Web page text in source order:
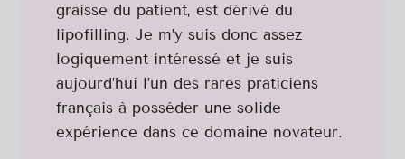
graisse du patient, est dérivé du
lipofilling. Je m’y suis donc assez
logiquement intéressé et je suis
aujourd’hui l’un des rares praticiens
français à posséder une solide
expérience dans ce domaine novateur.